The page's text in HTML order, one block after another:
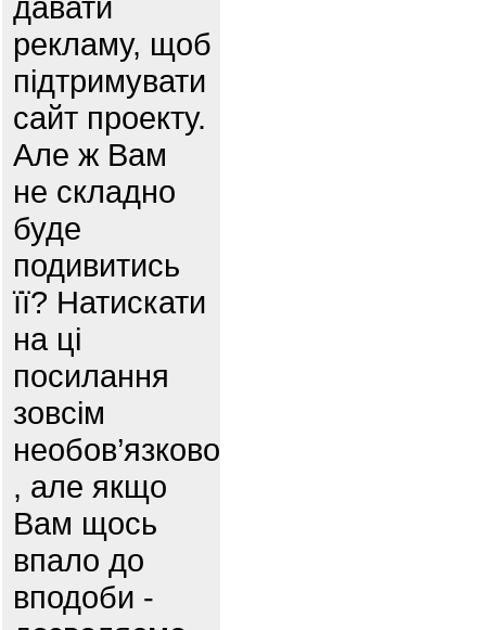
рекламу, щоб
підтримувати
сайт проекту.
Але ж Вам
не складно
буде
подивитись
її? Натискати
на ці
посилання
зовсім
необов’язково
, але якщо
Вам щось
впало до
вподоби -